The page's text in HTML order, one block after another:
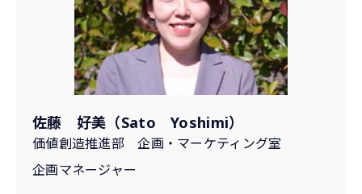
佐藤 好美（Sato Yoshimi）
価値創造推進部 企画・マーケティング室
企画マネージャー